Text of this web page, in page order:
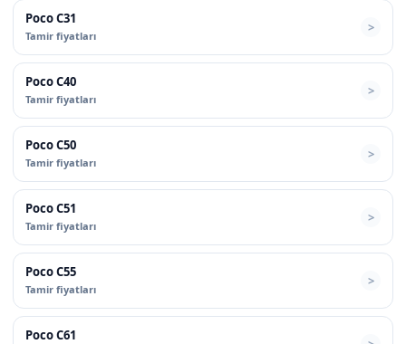
Poco C31
Tamir fiyatları
Poco C40
Tamir fiyatları
Poco C50
Tamir fiyatları
Poco C51
Tamir fiyatları
Poco C55
Tamir fiyatları
Poco C61